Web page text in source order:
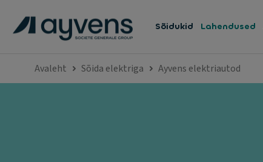
Sõidukid Lahendused
Avaleht Sõida elektriga Ayvens elektriautod